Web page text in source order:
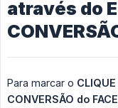
através do
Para marcar o
CONVERSÃO do